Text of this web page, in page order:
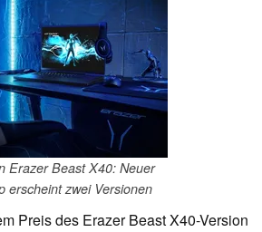
Erazer Beast X40: Neuer
erscheint zwei Versionen
Preis des Erazer Beast X40-Version